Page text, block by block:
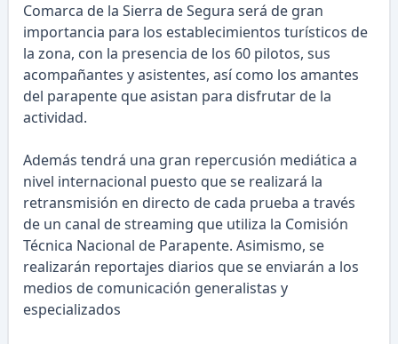
Comarca de la Sierra de Segura será de gran
importancia para los establecimientos turísticos de
la zona, con la presencia de los 60 pilotos, sus
acompañantes y asistentes, así como los amantes
del parapente que asistan para disfrutar de la
actividad.
Además tendrá una gran repercusión mediática a
nivel internacional puesto que se realizará la
retransmisión en directo de cada prueba a través
de un canal de streaming que utiliza la Comisión
Técnica Nacional de Parapente. Asimismo, se
realizarán reportajes diarios que se enviarán a los
medios de comunicación generalistas y
especializados